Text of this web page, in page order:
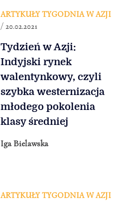
ARTYKUŁY TYGODNIA W AZJI
/ 20.02.2021
Tydzień w Azji:
Indyjski rynek
walentynkowy, czyli
szybka westernizacja
młodego pokolenia
klasy średniej
Iga Bielawska
ARTYKUŁY TYGODNIA W AZJI